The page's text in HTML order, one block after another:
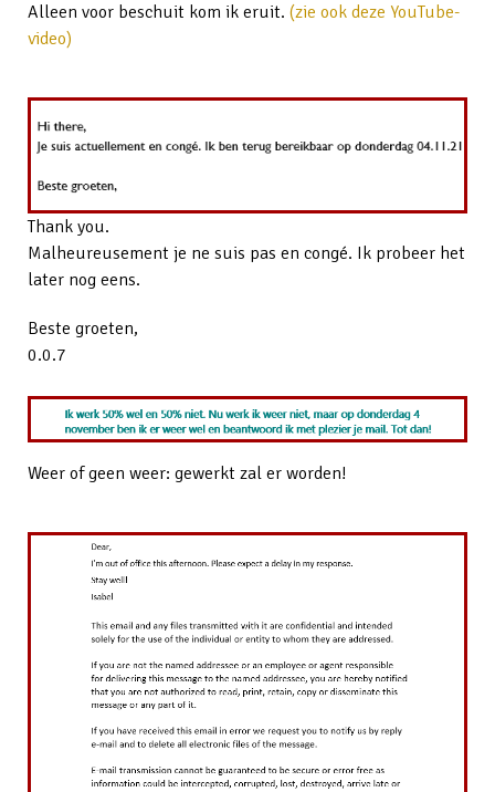
Alleen voor beschuit kom ik eruit. (zie ook deze YouTube-
video)
Thank you.
Malheureusement je ne suis pas en congé. Ik probeer het
later nog eens.
Beste groeten,
0.0.7
Weer of geen weer: gewerkt zal er worden!